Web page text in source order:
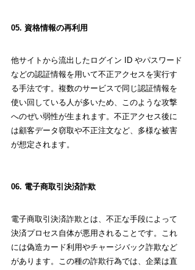
05. 資格情報の再利用
他サイトから流出したログイン ID やパスワード
などの認証情報を用いて不正アクセスを実行す
る手法です。複数のサービスで同じ認証情報を
使い回している人が多いため、このような攻撃
へのぜい弱性が生まれます。不正アクセス後に
は顧客データ窃取や不正注文など、多様な被害
が想定されます。
06. 電子商取引決済詐欺
電子商取引決済詐欺とは、不正な手段によって
決済プロセス自体が悪用されることです。これ
には偽造カード利用やチャージバック詐欺など
があります。この種の詐欺行為では、企業は直